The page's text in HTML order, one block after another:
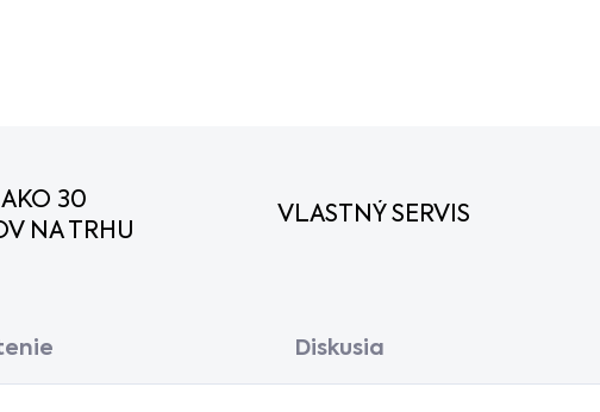
30
NA TRHU
VLASTNÝ SERVIS
Diskusia